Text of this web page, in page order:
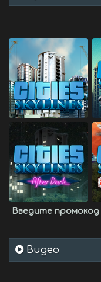
Введите промокод
Видео